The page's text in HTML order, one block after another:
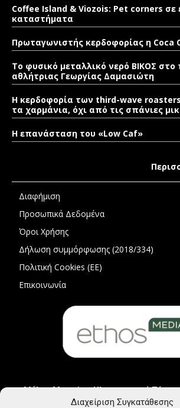
Διαχείριση Συγκατάθεσης
Coffee Island & Viozois: Pet corners σε
καταστήματα
Πρωταγωνιστής κερδοφορίας η Coca
Το φυσικό μεταλλικό νερό ΒΙΚΟΣ στο
αθλήτριας Γεωργίας Δαμασιώτη
Η κερδοφορία των third-wave
τα χαρμάνια, όχι από τις σπάνιες
Η επανάσταση του «Low Caf»
Διαφήμιση
Προσωπικά Δεδομένα
Όροι Χρήσης
Δήλωση συμμόρφωσης (2018/334)
Πολιτική Cookies (ΕΕ)
Επικοινωνία
Μέλος Μητρώου Ηλεκτρονικού Τύπου